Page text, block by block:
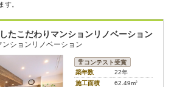
す。
たこだわりマンションリノベーション
ションリノベーション
コンテスト受賞
築年数
22年
施工面積
62.49m2